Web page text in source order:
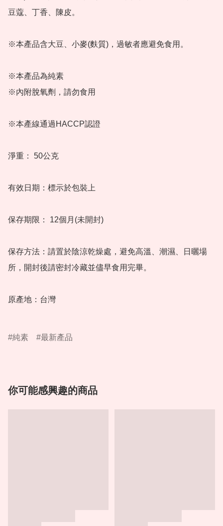
豆蔻、丁香、陳皮。
※本產品含大豆、小麥(麩質)，過敏者應避免食用。
※本產品為純素
※內附脫氧劑，請勿食用
※本產線通過HACCP認證
淨重： 50公克
有效日期：標示於包裝上
保存期限： 12個月(未開封)
保存方法：請置於陰涼乾燥處，避免高溫、潮濕、日曬場
所，開封後請密封冷藏並儘早食用完畢。
原產地：台灣
純素 最新產品
你可能感興趣的商品